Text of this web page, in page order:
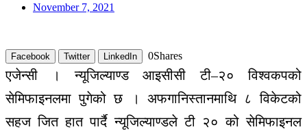
November 7, 2021
Facebook Twitter LinkedIn 0Shares
एजेन्सी । न्यूजिल्याण्ड आइसीसी टी–२० विश्वकपको
सेमिफाइनलमा पुगेको छ । अफगानिस्तानमाथि ८ विकेटको
सहज जित हात पार्दै न्यूजिल्याण्डले टी २० को सेमिफाइनल